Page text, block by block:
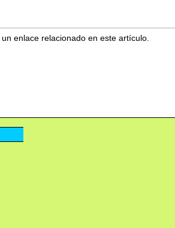
enlace relacionado en este artículo.